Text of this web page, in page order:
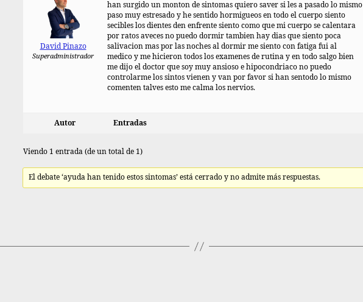
David Pinazo
Superadministrador
han surgido un monton de sintomas quiero saver si les a pasado lo mismo
paso muy estresado y he sentido hormigueos en todo el cuerpo siento
secibles los dientes den enfrente siento como que mi cuerpo se calentara
por ratos aveces no puedo dormir tambien hay dias que siento poca
salivacion mas por las noches al dormir me siento con fatiga fui al
medico y me hicieron todos los examenes de rutina y en todo salgo bien
me dijo el doctor que soy muy ansioso e hipocondriaco no puedo
controlarme los sintos vienen y van por favor si han sentodo lo mismo
comenten talves esto me calma los nervios.
Autor Entradas
Viendo 1 entrada (de un total de 1)
El debate ‘ayuda han tenido estos sintomas’ está cerrado y no admite más respuestas.